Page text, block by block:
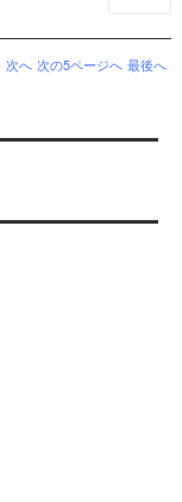
次へ 次の5ページへ 最後へ